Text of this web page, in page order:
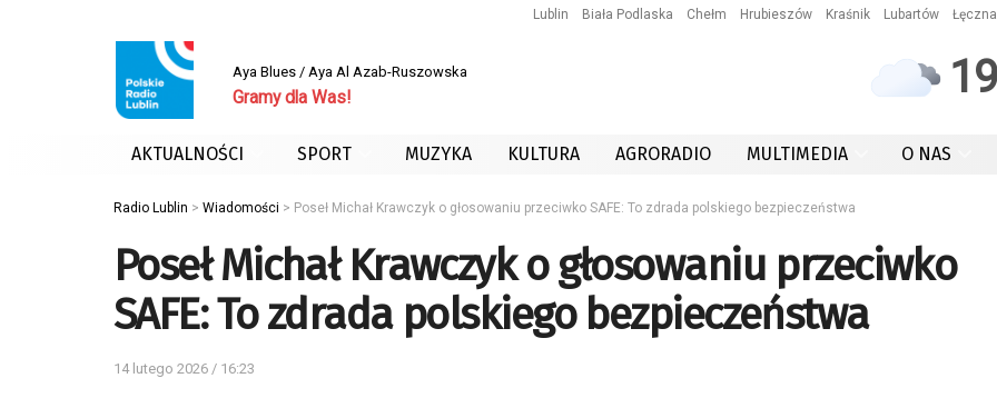
Lublin Biała Podlaska Chełm Hrubieszów Kraśnik Lubartów Łęczna
Aya Blues / Aya Al Azab-Ruszowska
Gramy dla Was! 19
AKTUALNOŚCI SPORT MUZYKA KULTURA AGRORADIO MULTIMEDIA O NAS
Radio Lublin > Wiadomości > Poseł Michał Krawczyk o głosowaniu przeciwko SAFE: To zdrada polskiego bezpieczeństwa
Poseł Michał Krawczyk o głosowaniu przeciwko
SAFE: To zdrada polskiego bezpieczeństwa
14 lutego 2026 / 16:23